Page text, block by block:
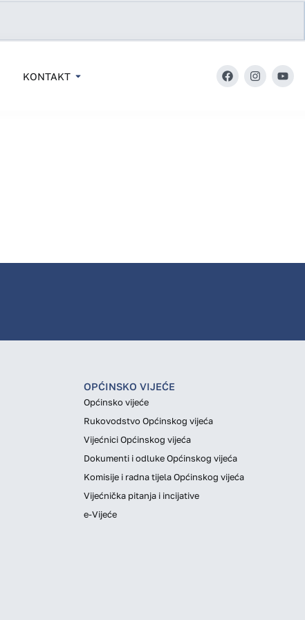
KONTAKT
OPĆINSKO VIJEĆE
Općinsko vijeće
Rukovodstvo Općinskog vijeća
Vijećnici Općinskog vijeća
Dokumenti i odluke Općinskog vijeća
Komisije i radna tijela Općinskog vijeća
Vijećnička pitanja i incijative
e-Vijeće